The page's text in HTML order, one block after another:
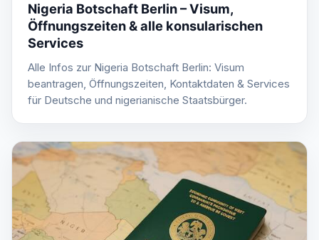
Nigeria Botschaft Berlin – Visum,
Öffnungszeiten & alle konsularischen
Services
Alle Infos zur Nigeria Botschaft Berlin: Visum
beantragen, Öffnungszeiten, Kontaktdaten & Services
für Deutsche und nigerianische Staatsbürger.